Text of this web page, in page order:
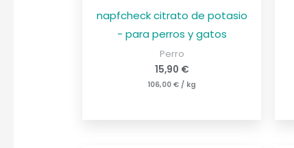
napfcheck citrato de potasio
- para perros y gatos
Perro
15,90 €
106,00 €/ kg